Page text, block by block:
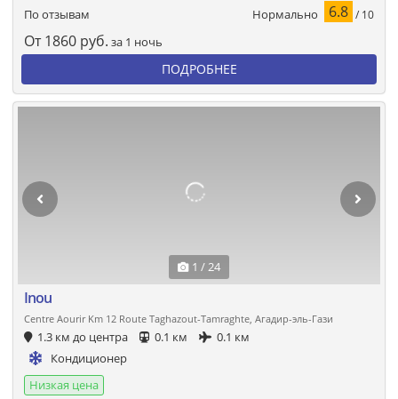
По отзывам
Нормально 6.8 / 10
От 1860 руб. за 1 ночь
ПОДРОБНЕЕ
1 / 24
Inou
Centre Aourir Km 12 Route Taghazout-Tamraghte, Агадир-эль-Гази
1.3 км до центра 0.1 км
0.1 км
Кондиционер
Низкая цена